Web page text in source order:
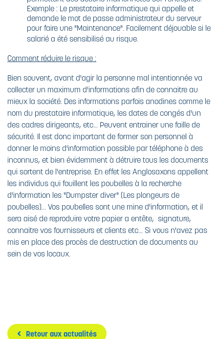
Exemple : Le prestataire informatique qui appelle et
demande le mot de passe administrateur du serveur
pour faire une "Maintenance". Facilement déjouable si le
salarié a été sensibilisé au risque.
Comment réduire le risque :
Bien souvent, avant d'agir la personne mal intentionnée va
collecter un maximum d'informations afin de connaitre au
mieux la société. Des informations parfois anodines comme le
nom du prestataire informatique, les dates de congés d'un
des cadres dirigeants, etc... Peuvent entrainer une faille de
sécurité. Il est donc important de former son personnel à
donner le moins d'information possible par téléphone à des
inconnus, et bien évidemment à détruire tous les documents
qui sortent de l'entreprise. En effet les Anglosaxons appellent
les individus qui fouillent les poubelles à la recherche
d'information les "Dumpster diver" (Les plongeurs de
poubelles)... Vos poubelles sont une mine d'information, et il
sera aisé de reproduire votre papier a entête, signature,
connaitre vos fournisseurs et clients etc... Si vous n'avez pas
mis en place des procès de destruction de documents au
sein de vos locaux.
Retour aux actualités